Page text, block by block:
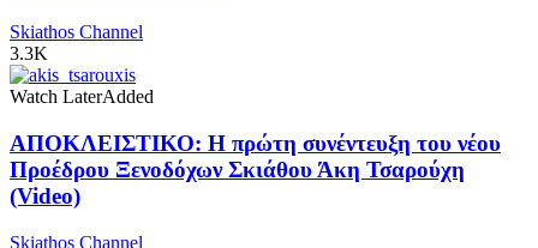
Skiathos Channel
3.3K
Watch LaterAdded
ΑΠΟΚΛΕΙΣΤΙΚΟ: Η πρώτη συνέντευξη του νέου
Προέδρου Ξενοδόχων Σκιάθου Άκη Τσαρούχη
(Video)
Skiathos Channel